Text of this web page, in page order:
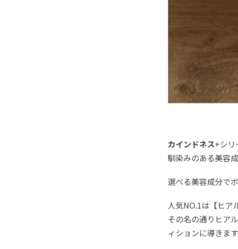
カインドネス+シリ
馴染みのある美容
選べる美容成分で
人気NO.1は【ヒア
その名の通りヒア
ィションに導きます